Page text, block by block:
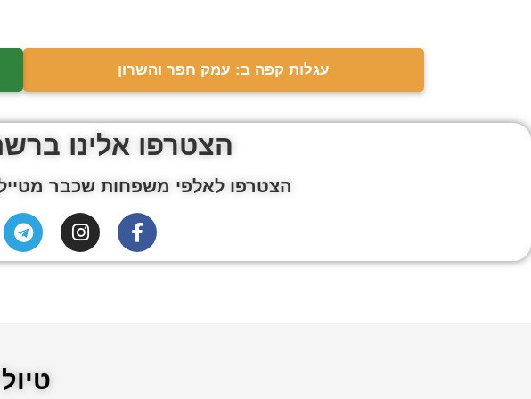
עגלות קפה ב: עמק חפר והשרון
הצטרפו אלינו
הצטרפו לאלפי משפחות שכבר